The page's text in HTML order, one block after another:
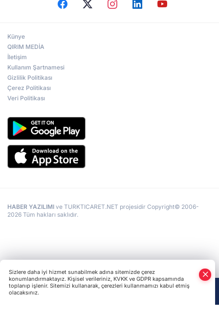
Künye
QIRIM MEDİA
İletişim
Kullanım Şartnamesi
Gizlilik Politikası
Çerez Politikası
Veri Politikası
HABER YAZILIMI ve TURKTICARET.NET projesidir Copyright© 2006-
2026 Tüm hakları saklıdır.
Sizlere daha iyi hizmet sunabilmek adına sitemizde çerez
konumlandırmaktayız. Kişisel verileriniz, KVKK ve GDPR kapsamında
toplanıp işlenir. Sitemizi kullanarak, çerezleri kullanmamızı kabul etmiş
olacaksınız.